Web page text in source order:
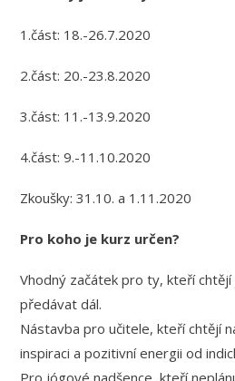
1.část: 18.-26.7.2020
2.část: 20.-23.8.2020
3.část: 11.-13.9.2020
4.část: 9.-11.10.2020
Zkoušky: 31.10. a 1.11.2020
Pro koho je kurz určen?
Vhodný začátek pro ty, kteří
předávat dál.
Nástavba pro učitele, kteří chtějí
inspiraci a pozitivní energii od